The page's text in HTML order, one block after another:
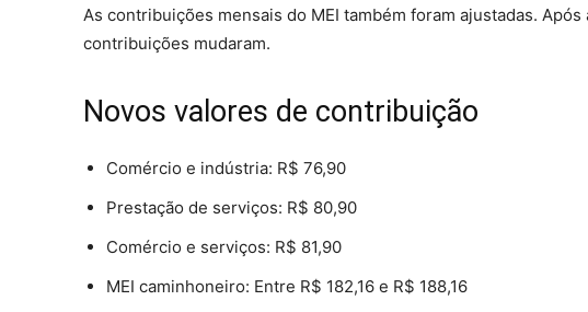
As contribuições mensais do MEI também foram ajustadas. Após
contribuições mudaram.
Novos valores de contribuição
Comércio e indústria: R$ 76,90
Prestação de serviços: R$ 80,90
Comércio e serviços: R$ 81,90
MEI caminhoneiro: Entre R$ 182,16 e R$ 188,16